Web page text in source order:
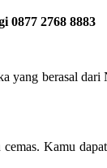
0877 2768 8883
berasal
Kamu